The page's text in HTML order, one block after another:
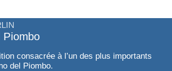
Piombo
consacrée à l’un des plus importants
del Piombo.